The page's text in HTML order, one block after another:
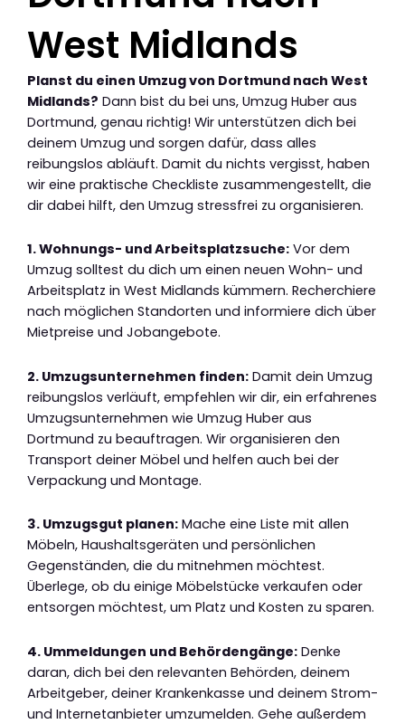
West Midlands
Planst du einen Umzug von Dortmund nach West
Midlands? Dann bist du bei uns, Umzug Huber aus
Dortmund, genau richtig! Wir unterstützen dich bei
deinem Umzug und sorgen dafür, dass alles
reibungslos abläuft. Damit du nichts vergisst, haben
wir eine praktische Checkliste zusammengestellt, die
dir dabei hilft, den Umzug stressfrei zu organisieren.
1. Wohnungs- und Arbeitsplatzsuche: Vor dem
Umzug solltest du dich um einen neuen Wohn- und
Arbeitsplatz in West Midlands kümmern. Recherchiere
nach möglichen Standorten und informiere dich über
Mietpreise und Jobangebote.
2. Umzugsunternehmen finden: Damit dein Umzug
reibungslos verläuft, empfehlen wir dir, ein erfahrenes
Umzugsunternehmen wie Umzug Huber aus
Dortmund zu beauftragen. Wir organisieren den
Transport deiner Möbel und helfen auch bei der
Verpackung und Montage.
3. Umzugsgut planen: Mache eine Liste mit allen
Möbeln, Haushaltsgeräten und persönlichen
Gegenständen, die du mitnehmen möchtest.
Überlege, ob du einige Möbelstücke verkaufen oder
entsorgen möchtest, um Platz und Kosten zu sparen.
4. Ummeldungen und Behördengänge: Denke
daran, dich bei den relevanten Behörden, deinem
Arbeitgeber, deiner Krankenkasse und deinem Strom-
und Internetanbieter umzumelden. Gehe außerdem